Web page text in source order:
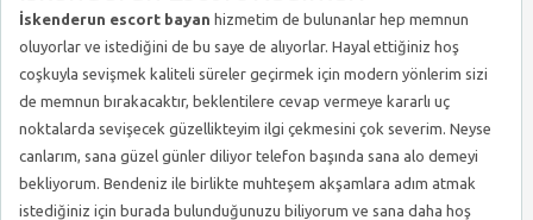
İskenderun escort bayan hizmetim de bulunanlar hep memnun
oluyorlar ve istediğini de bu saye de alıyorlar. Hayal ettiğiniz hoş
coşkuyla sevişmek kaliteli süreler geçirmek için modern yönlerim sizi
de memnun bırakacaktır, beklentilere cevap vermeye kararlı uç
noktalarda sevişecek güzellikteyim ilgi çekmesini çok severim. Neyse
canlarım, sana güzel günler diliyor telefon başında sana alo demeyi
bekliyorum. Bendeniz ile birlikte muhteşem akşamlara adım atmak
istediğiniz için burada bulunduğunuzu biliyorum ve sana daha hoş